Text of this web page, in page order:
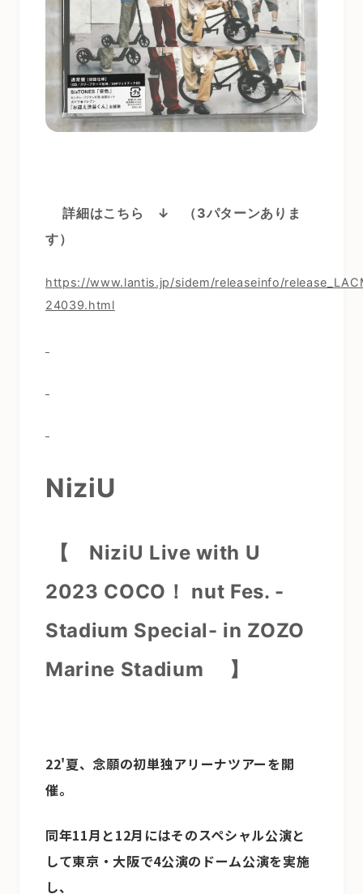
詳細はこちら ↓
（3パターンありま
す）
https://www.lantis.jp/sidem/releaseinfo/
24039.html
NiziU
【 NiziU Live with U
2023 COCO！ nut Fes. -
Stadium Special- in ZOZO
Marine Stadium
】
22'夏、念願の初単独アリーナツアーを開
催。
同年11月と12月にはそのスペシャル公演と
して東京・大阪で4公演のドーム公演を実施
し、